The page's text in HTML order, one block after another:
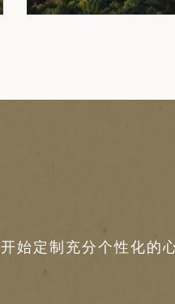
开始定制充分个性化的